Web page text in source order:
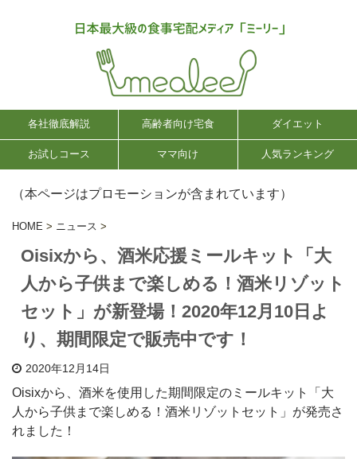
各社徹底解説 高齢者向け宅食 ダイエット
お試しコース ママ向け 人気ランキング
（本ページはプロモーションが含まれています）
HOME > ニュース >
Oisixから、酒米応援ミールキット「大
人から子供まで楽しめる！酒米リゾット
セット」が新登場！2020年12月10日よ
り、期間限定で販売中です！
2020年12月14日
Oisixから、酒米を使用した期間限定のミールキット「大
人から子供まで楽しめる！酒米リゾットセット」が発売さ
れました！